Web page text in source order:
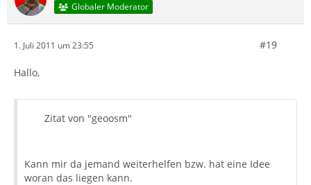
Globaler Moderator
1. Juli 2011 um 23:55 #19
Hallo,
Zitat von "geoosm"
Kann mir da jemand weiterhelfen bzw. hat eine Idee
woran das liegen kann.